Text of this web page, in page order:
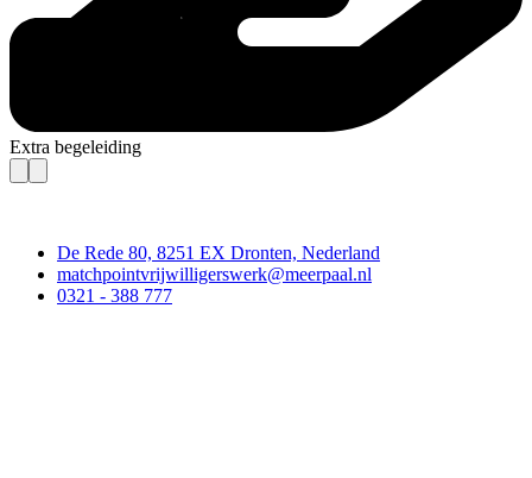
Extra begeleiding
De Rede 80, 8251 EX Dronten, Nederland
matchpointvrijwilligerswerk@meerpaal.nl
0321 - 388 777